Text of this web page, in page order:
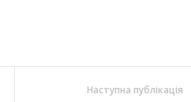
Наступна публікація